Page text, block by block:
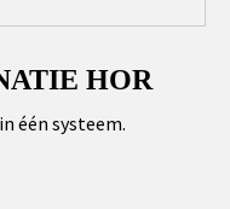
HOR
één systeem.